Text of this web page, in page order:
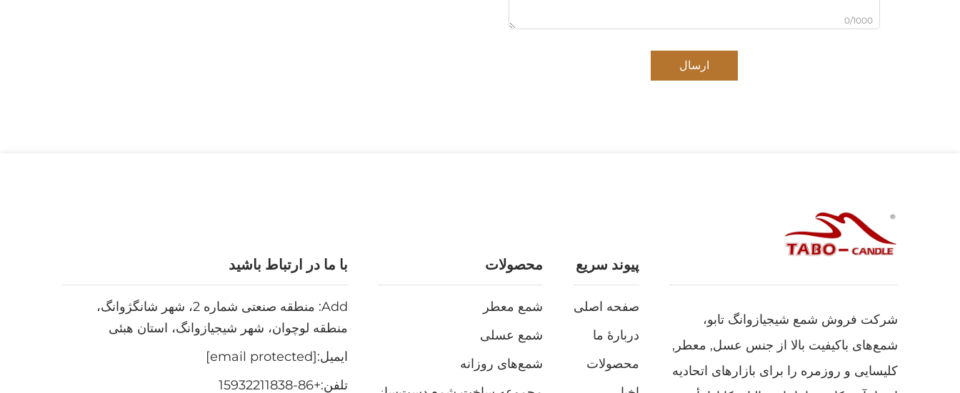
0/1000
ارسال
شرکت فروش شمع شیجیازوانگ تابو،
شمع‌های باکیفیت بالا از جنس عسل, معطر,
کلیسایی و روزمره را برای بازارهای اتحادیه
پیوند سریع
صفحه اصلی
دربارهٔ ما
محصولات
محصولات
شمع معطر
شمع عسلی
شمع‌های روزانه
با ما در ارتباط باشید
Add: منطقه صنعتی شماره 2، شهر شانگژوانگ،
منطقه لوچوان، شهر شیجیازوانگ، استان هبئی
ایمیل:[email protected]
تلفن:+86-15932211838